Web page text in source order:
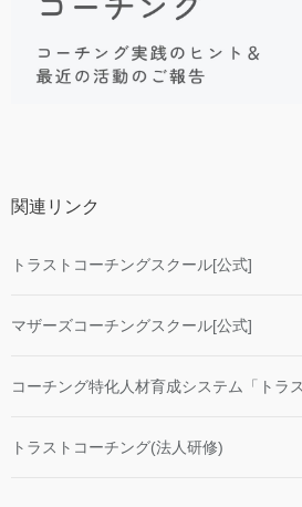
関連リンク
トラストコーチングスクール[公式]
マザーズコーチングスクール[公式]
コーチング特化人材育成システム「トラ
トラストコーチング(法人研修)